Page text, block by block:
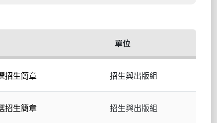
單位
招生簡章 招生與出版組
招生簡章 招生與出版組